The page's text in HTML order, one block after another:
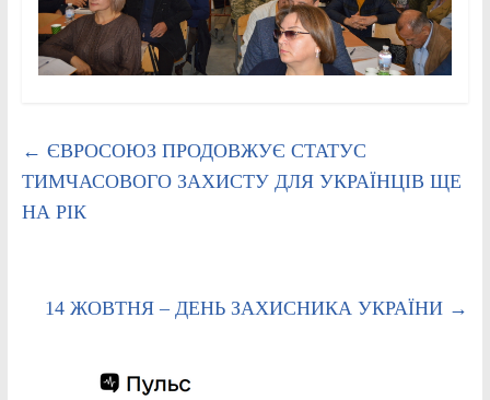
← ЄВРОСОЮЗ ПРОДОВЖУЄ СТАТУС
ТИМЧАСОВОГО ЗАХИСТУ ДЛЯ УКРАЇНЦІВ ЩЕ
НА РІК
14 ЖОВТНЯ – ДЕНЬ ЗАХИСНИКА УКРАЇНИ →